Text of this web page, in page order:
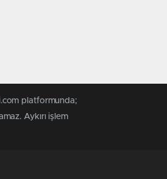
platformunda;
Aykırı işlem